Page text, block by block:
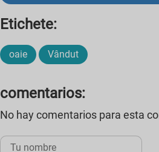
Etichete:
oaie Vândut
comentarios:
No hay comentarios para esta